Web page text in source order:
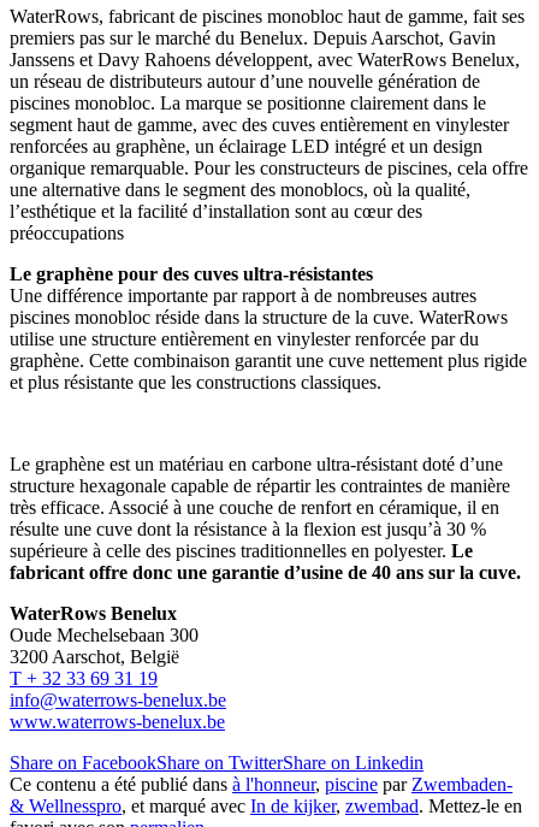
WaterRows, fabricant de piscines monobloc haut de gamme, fait ses
premiers pas sur le marché du Benelux. Depuis Aarschot, Gavin
Janssens et Davy Rahoens développent, avec WaterRows Benelux,
un réseau de distributeurs autour d’une nouvelle génération de
piscines monobloc. La marque se positionne clairement dans le
segment haut de gamme, avec des cuves entièrement en vinylester
renforcées au graphène, un éclairage LED intégré et un design
organique remarquable. Pour les constructeurs de piscines, cela offre
une alternative dans le segment des monoblocs, où la qualité,
l’esthétique et la facilité d’installation sont au cœur des
préoccupations
Le graphène pour des cuves ultra-résistantes
Une différence importante par rapport à de nombreuses autres
piscines monobloc réside dans la structure de la cuve. WaterRows
utilise une structure entièrement en vinylester renforcée par du
graphène. Cette combinaison garantit une cuve nettement plus rigide
et plus résistante que les constructions classiques.
Le graphène est un matériau en carbone ultra-résistant doté d’une
structure hexagonale capable de répartir les contraintes de manière
très efficace. Associé à une couche de renfort en céramique, il en
résulte une cuve dont la résistance à la flexion est jusqu’à 30 %
supérieure à celle des piscines traditionnelles en polyester. Le
fabricant offre donc une garantie d’usine de 40 ans sur la cuve.
WaterRows Benelux
Oude Mechelsebaan 300
3200 Aarschot, België
T + 32 33 69 31 19
info@waterrows-benelux.be
www.waterrows-benelux.be
Share on FacebookShare on TwitterShare on Linkedin
Ce contenu a été publié dans à l'honneur, piscine par Zwembaden-
& Wellnesspro, et marqué avec In de kijker, zwembad. Mettez-le en